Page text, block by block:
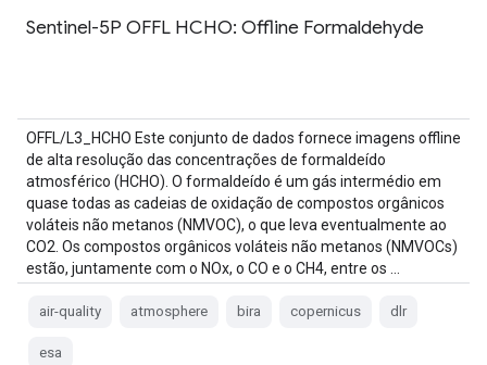
Sentinel-5P OFFL HCHO: Offline Formaldehyde
OFFL/L3_HCHO Este conjunto de dados fornece imagens offline
de alta resolução das concentrações de formaldeído
atmosférico (HCHO). O formaldeído é um gás intermédio em
quase todas as cadeias de oxidação de compostos orgânicos
voláteis não metanos (NMVOC), o que leva eventualmente ao
CO2. Os compostos orgânicos voláteis não metanos (NMVOCs)
estão, juntamente com o NOx, o CO e o CH4, entre os …
air-quality atmosphere bira copernicus dlr
esa